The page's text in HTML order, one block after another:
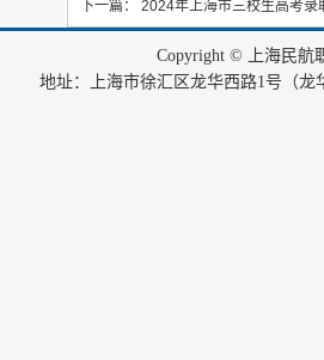
下一篇： 2024年上海市三校生高考录
Copyright © 上海民航
地址：上海市徐汇区龙华西路1号（龙